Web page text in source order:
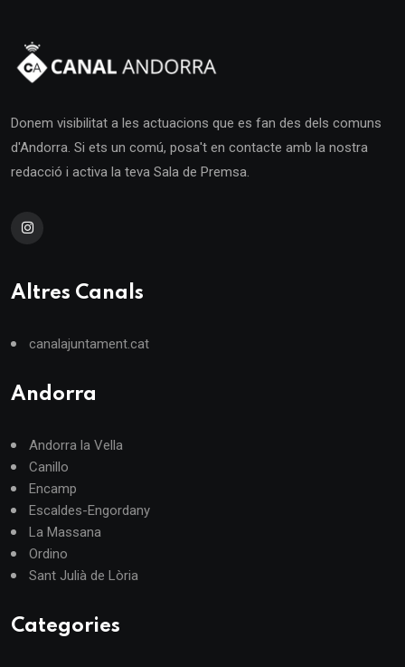
Donem visibilitat a les actuacions que es fan des dels comuns
d'Andorra. Si ets un comú, posa't en contacte amb la nostra
redacció i activa la teva Sala de Premsa.
Altres Canals
canalajuntament.cat
Andorra
Andorra la Vella
Canillo
Encamp
Escaldes-Engordany
La Massana
Ordino
Sant Julià de Lòria
Categories